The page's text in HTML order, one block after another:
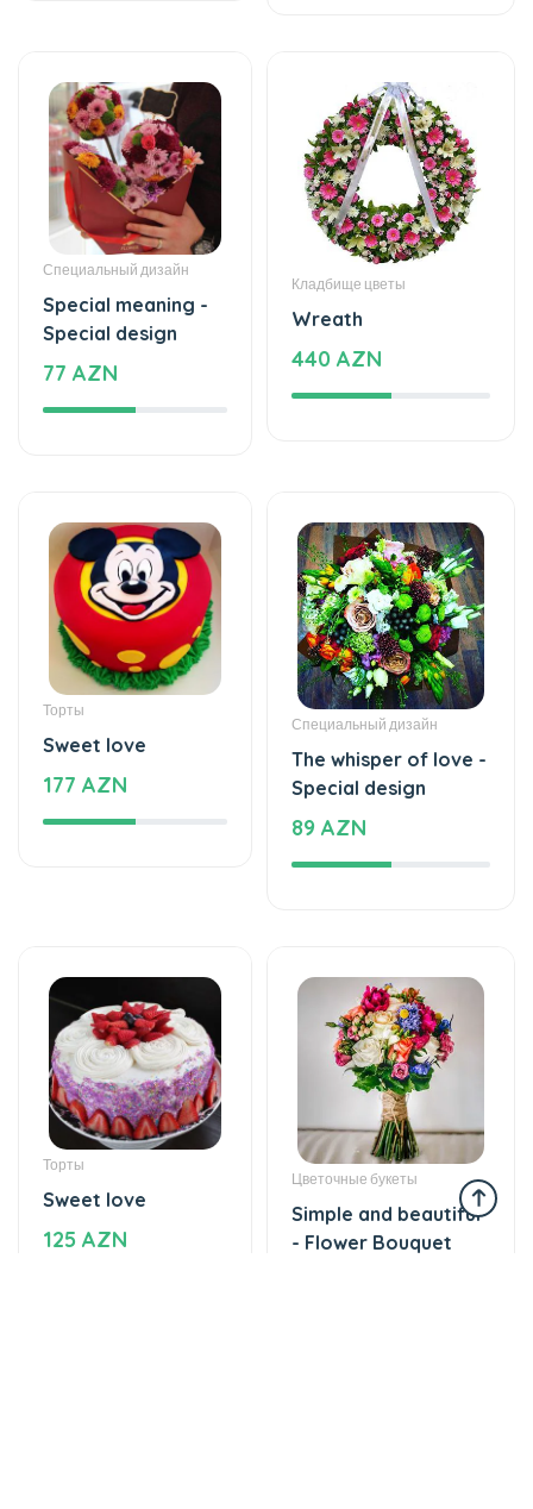
Специальный дизайн
Special meaning -
Special design
77 AZN
Кладбище цветы
Wreath
440 AZN
Торты
Sweet love
177 AZN
Специальный дизайн
The whisper of love -
Special design
89 AZN
Торты
Sweet love
125 AZN
Цветочные букеты
Simple and beautiful
- Flower Bouquet
59 AZN